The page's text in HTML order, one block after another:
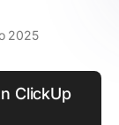
2025
ClickUp